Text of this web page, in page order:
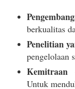
berkualitas
Penelitian
pengelolaan
Kemitraan
Untuk